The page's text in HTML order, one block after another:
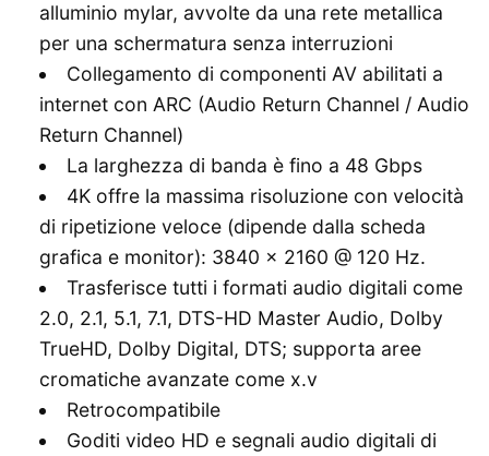
alluminio mylar, avvolte da una rete metallica
per una schermatura senza interruzioni
Collegamento di componenti AV abilitati a
internet con ARC (Audio Return Channel / Audio
Return Channel)
La larghezza di banda è fino a 48 Gbps
4K offre la massima risoluzione con velocità
di ripetizione veloce (dipende dalla scheda
grafica e monitor): 3840 x 2160 @ 120 Hz.
Trasferisce tutti i formati audio digitali come
2.0, 2.1, 5.1, 7.1, DTS-HD Master Audio, Dolby
TrueHD, Dolby Digital, DTS; supporta aree
cromatiche avanzate come x.v
Retrocompatibile
Goditi video HD e segnali audio digitali di